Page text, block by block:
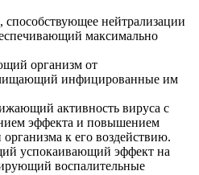
способствующее нейтрализации
максимально
организм от
инфицированные им
активность вируса с
эффекта и повышением
к его воздействию.
успокаивающий эффект на
воспалительные